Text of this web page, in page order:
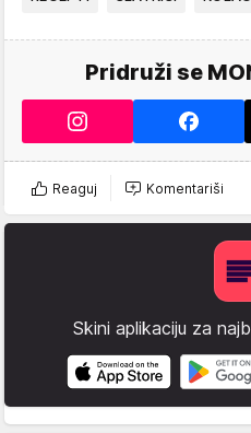
Pridruži se
Reaguj Komentariši
Skini aplikaciju za